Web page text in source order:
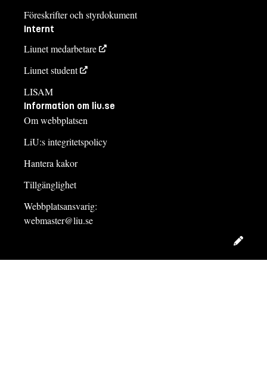
Föreskrifter och styrdokument
Internt
Liunet medarbetare
Liunet student
LISAM
Information om liu.se
Om webbplatsen
LiU:s integritetspolicy
Hantera kakor
Tillgänglighet
Webbplatsansvarig:
webmaster@liu.se